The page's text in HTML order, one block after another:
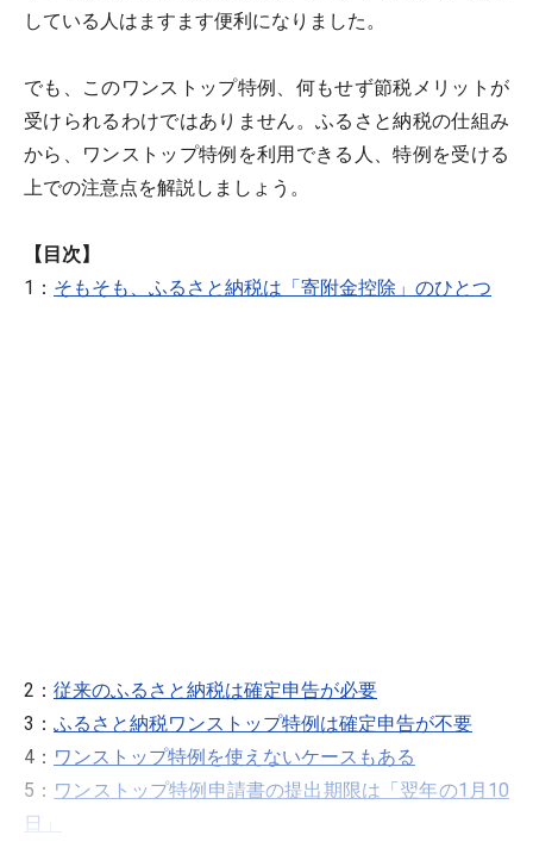
している人はますます便利になりました。
でも、このワンストップ特例、何もせず節税メリットが
受けられるわけではありません。ふるさと納税の仕組み
から、ワンストップ特例を利用できる人、特例を受ける
上での注意点を解説しましょう。
【目次】
1： そもそも、ふるさと納税は「寄附金控除」のひとつ
2： 従来のふるさと納税は確定申告が必要
3： ふるさと納税ワンストップ特例は確定申告が不要
4： ワンストップ特例を使えないケースもある
5： ワンストップ特例申請書の提出期限は「翌年の1月10
日」